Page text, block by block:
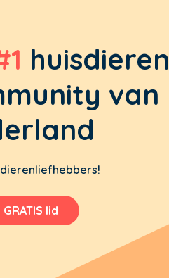
huisdieren
van
lid